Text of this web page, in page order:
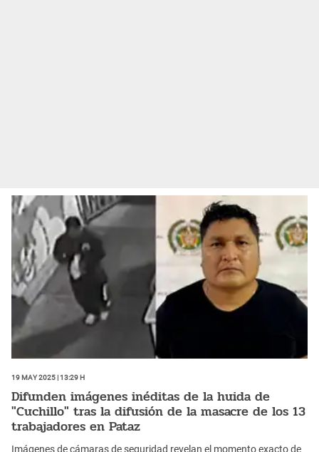
19 May 2025 | 13:29 h
Difunden imágenes inéditas de la huida de
"Cuchillo" tras la difusión de la masacre de los 13
trabajadores en Pataz
Imágenes de cámaras de seguridad revelan el momento exacto de